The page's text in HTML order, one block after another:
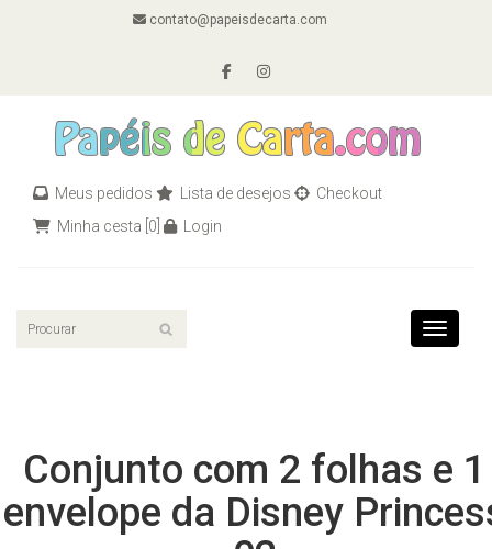
contato@papeisdecarta.com
Meus pedidos Lista de desejos
Checkout
Minha cesta [0] Login
Toggle
Conjunto com 2 folhas e 1
envelope da Disney